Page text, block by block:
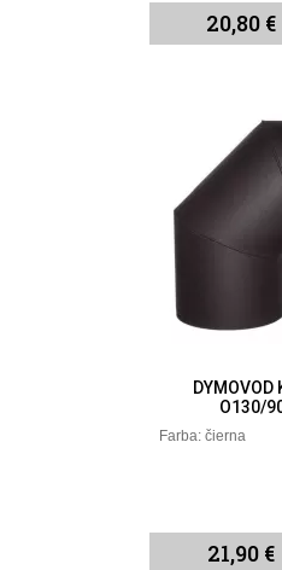
20,80 €
DYMOVOD
O130/
Farba: čierna
21,90 €